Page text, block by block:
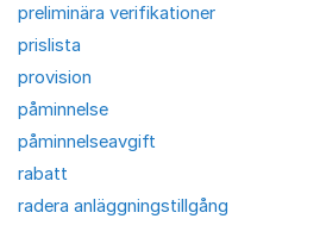
preliminära verifikationer
prislista
provision
påminnelse
påminnelseavgift
rabatt
radera anläggningstillgång